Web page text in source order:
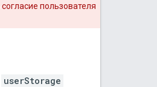
пользователя
userStorage